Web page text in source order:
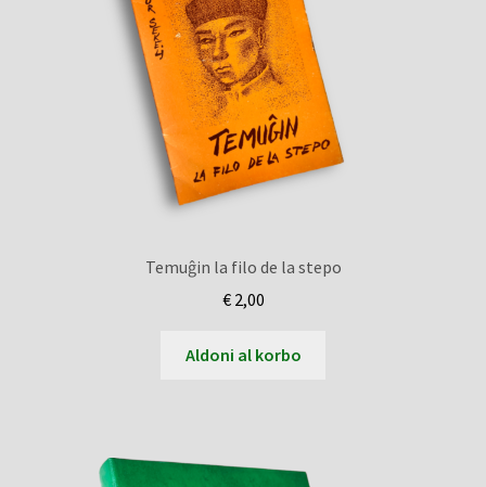
Temuĝin la filo de la stepo
€2,00
Aldoni al korbo